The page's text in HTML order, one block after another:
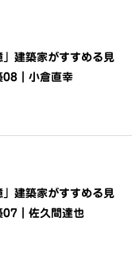
」建築家がすすめる見
08｜小倉直幸
」建築家がすすめる見
07｜佐久間達也